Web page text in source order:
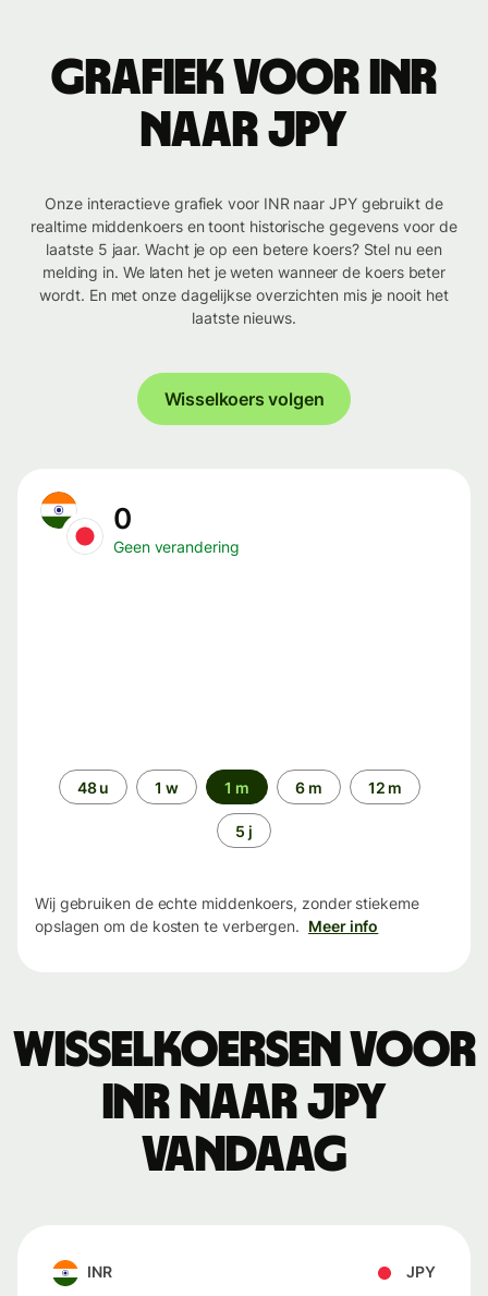
Grafiek voor INR
naar JPY
Onze interactieve grafiek voor INR naar JPY gebruikt de
realtime middenkoers en toont historische gegevens voor de
laatste 5 jaar. Wacht je op een betere koers? Stel nu een
melding in. We laten het je weten wanneer de koers beter
wordt. En met onze dagelijkse overzichten mis je nooit het
laatste nieuws.
Wisselkoers volgen
0
Geen verandering
Periode48 u 1 w 1 m 6 m 12 m
5 j
Wij gebruiken de echte middenkoers, zonder stiekeme
opslagen om de kosten te verbergen. Meer info
Wisselkoersen voor
INR naar JPY
vandaag
INR JPY